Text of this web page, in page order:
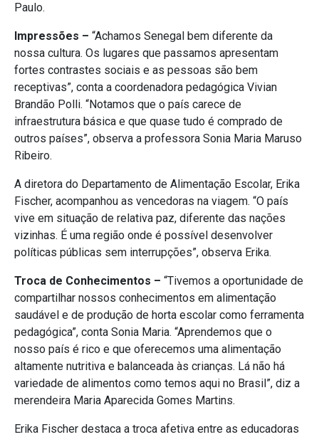
Paulo.
Impressões – “Achamos Senegal bem diferente da
nossa cultura. Os lugares que passamos apresentam
fortes contrastes sociais e as pessoas são bem
receptivas”, conta a coordenadora pedagógica Vivian
Brandão Polli. “Notamos que o país carece de
infraestrutura básica e que quase tudo é comprado de
outros países”, observa a professora Sonia Maria Maruso
Ribeiro.
A diretora do Departamento de Alimentação Escolar, Erika
Fischer, acompanhou as vencedoras na viagem. “O país
vive em situação de relativa paz, diferente das nações
vizinhas. É uma região onde é possível desenvolver
políticas públicas sem interrupções”, observa Erika.
Troca de Conhecimentos – “Tivemos a oportunidade de
compartilhar nossos conhecimentos em alimentação
saudável e de produção de horta escolar como ferramenta
pedagógica”, conta Sonia Maria. “Aprendemos que o
nosso país é rico e que oferecemos uma alimentação
altamente nutritiva e balanceada às crianças. Lá não há
variedade de alimentos como temos aqui no Brasil”, diz a
merendeira Maria Aparecida Gomes Martins.
Erika Fischer destaca a troca afetiva entre as educadoras